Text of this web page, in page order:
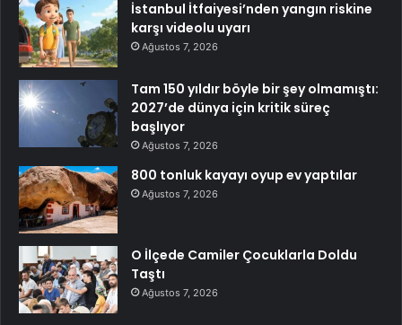
İstanbul İtfaiyesi’nden yangın riskine
karşı videolu uyarı
Ağustos 7, 2026
Tam 150 yıldır böyle bir şey olmamıştı:
2027’de dünya için kritik süreç
başlıyor
Ağustos 7, 2026
800 tonluk kayayı oyup ev yaptılar
Ağustos 7, 2026
O İlçede Camiler Çocuklarla Doldu
Taştı
Ağustos 7, 2026